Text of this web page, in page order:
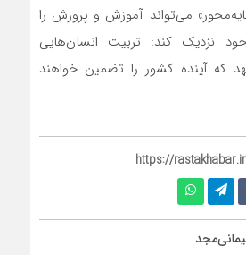
می‌تواند آموزش‌ و پرورش را
نزدیک کند: تربیت انسان‌هایی
که آینده کشور را تضمین خواهند
https://